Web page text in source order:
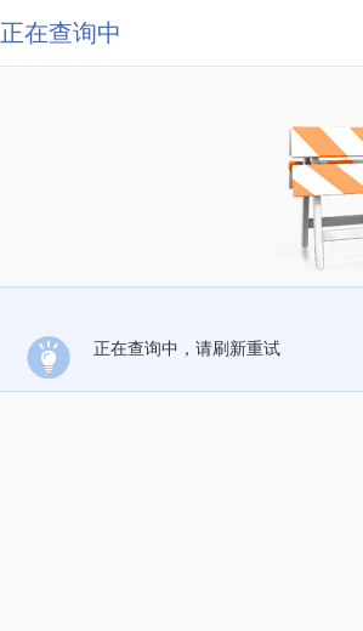
正在查询中
正在查询中，请刷新重试